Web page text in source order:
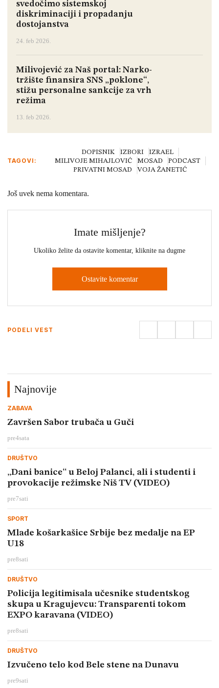
svedočimo sistemskoj
diskriminaciji i propadanju
dostojanstva
24. feb 2026.
Milivojević za Naš portal: Narko-
tržište finansira SNS „poklone“,
stižu personalne sankcije za vrh
režima
13. feb 2026.
TAGOVI:
DOPISNIK IZBORI
IZRAEL
MILIVOJE MIHAJLOVIĆ
MOSAD
PODCAST
PRIVATNI MOSAD
VOJA ŽANETIĆ
Još uvek nema komentara.
Imate mišljenje?
Ukoliko želite da ostavite komentar, kliknite na dugme
Ostavite komentar
PODELI VEST
Najnovije
ZABAVA
Završen Sabor trubača u Guči
pre4sata
DRUŠTVO
„Dani banice“ u Beloj Palanci, ali i studenti i
provokacije režimske Niš TV (VIDEO)
pre7sati
SPORT
Mlade košarkašice Srbije bez medalje na EP
U18
pre8sati
DRUŠTVO
Policija legitimisala učesnike studentskog
skupa u Kragujevcu: Transparenti tokom
EXPO karavana (VIDEO)
pre8sati
DRUŠTVO
Izvučeno telo kod Bele stene na Dunavu
pre9sati